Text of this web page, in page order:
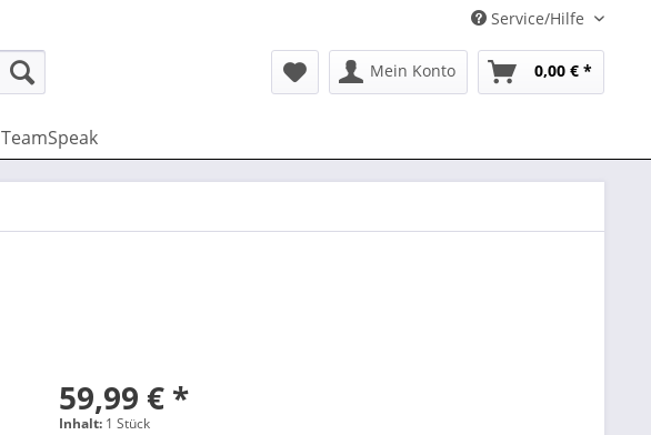
Service/Hilfe
Mein Konto 0,00 € *
TeamSpeak
59,99 € *
Inhalt: 1 Stück